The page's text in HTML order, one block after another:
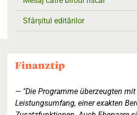
Sfârșitul editărilor
"Die Programme überzeugten
Leistungsumfang, einer exakten